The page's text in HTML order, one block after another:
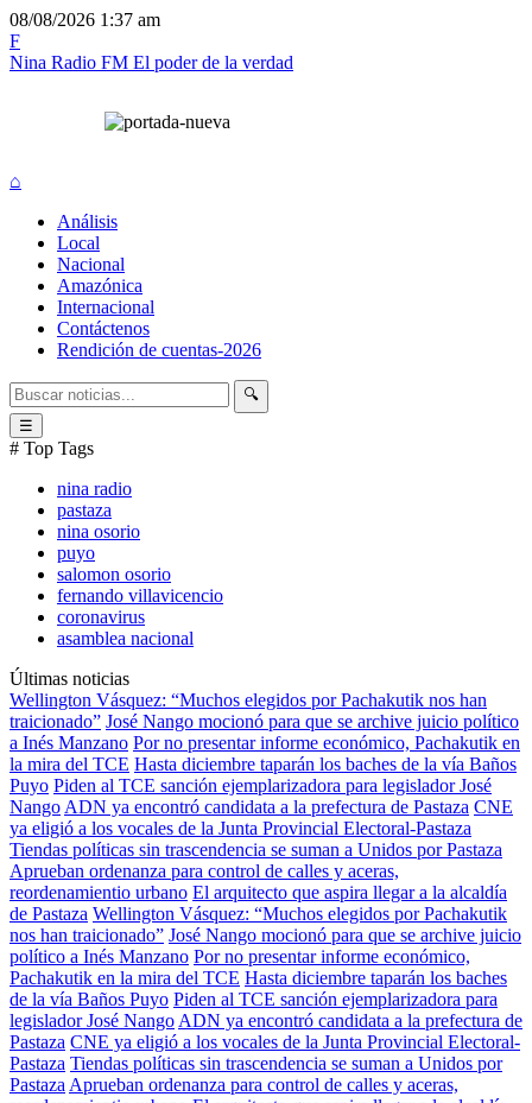
08/08/2026 1:37 am
F
Nina Radio FM El poder de la verdad
⌂
Análisis
Local
Nacional
Amazónica
Internacional
Contáctenos
Rendición de cuentas-2026
🔍
☰
# Top Tags
nina radio
pastaza
nina osorio
puyo
salomon osorio
fernando villavicencio
coronavirus
asamblea nacional
Últimas noticias
Wellington Vásquez: “Muchos elegidos por Pachakutik nos han
traicionado” José Nango mocionó para que se archive juicio político
a Inés Manzano Por no presentar informe económico, Pachakutik en
la mira del TCE Hasta diciembre taparán los baches de la vía Baños
Puyo Piden al TCE sanción ejemplarizadora para legislador José
Nango ADN ya encontró candidata a la prefectura de Pastaza CNE
ya eligió a los vocales de la Junta Provincial Electoral-Pastaza
Tiendas políticas sin trascendencia se suman a Unidos por Pastaza
Aprueban ordenanza para control de calles y aceras,
reordenamientio urbano El arquitecto que aspira llegar a la alcaldía
de Pastaza Wellington Vásquez: “Muchos elegidos por Pachakutik
nos han traicionado” José Nango mocionó para que se archive juicio
político a Inés Manzano Por no presentar informe económico,
Pachakutik en la mira del TCE Hasta diciembre taparán los baches
de la vía Baños Puyo Piden al TCE sanción ejemplarizadora para
legislador José Nango ADN ya encontró candidata a la prefectura de
Pastaza CNE ya eligió a los vocales de la Junta Provincial Electoral-
Pastaza Tiendas políticas sin trascendencia se suman a Unidos por
Pastaza Aprueban ordenanza para control de calles y aceras,